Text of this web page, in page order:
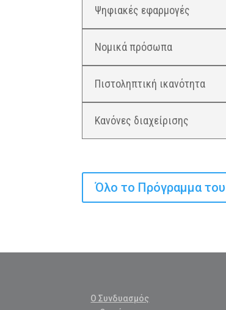
Ψηφιακές εφαρμογές
Νομικά πρόσωπα
Πιστοληπτική ικανότητα
Κανόνες διαχείρισης
Όλο το Πρόγραμμα
Ο Συνδυασμός